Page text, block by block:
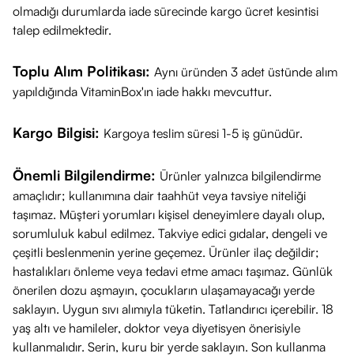
olmadığı durumlarda iade sürecinde kargo ücret kesintisi
talep edilmektedir.
Toplu Alım Politikası: Aynı üründen 3 adet üstünde alım
yapıldığında VitaminBox'ın iade hakkı mevcuttur.
Kargo Bilgisi: Kargoya teslim süresi 1-5 iş günüdür.
Önemli Bilgilendirme: Ürünler yalnızca bilgilendirme
amaçlıdır; kullanımına dair taahhüt veya tavsiye niteliği
taşımaz. Müşteri yorumları kişisel deneyimlere dayalı olup,
sorumluluk kabul edilmez. Takviye edici gıdalar, dengeli ve
çeşitli beslenmenin yerine geçemez. Ürünler ilaç değildir;
hastalıkları önleme veya tedavi etme amacı taşımaz. Günlük
önerilen dozu aşmayın, çocukların ulaşamayacağı yerde
saklayın. Uygun sıvı alımıyla tüketin. Tatlandırıcı içerebilir. 18
yaş altı ve hamileler, doktor veya diyetisyen önerisiyle
kullanmalıdır. Serin, kuru bir yerde saklayın. Son kullanma